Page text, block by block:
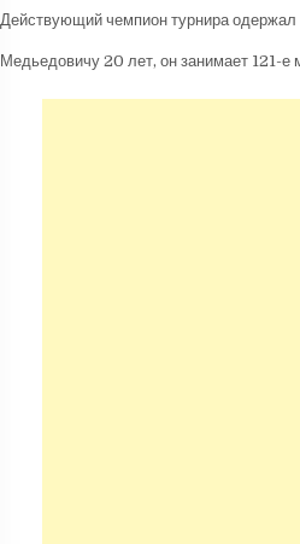
Действующий чемпион турнира
Медьедовичу 20 лет, он занимает 121-е